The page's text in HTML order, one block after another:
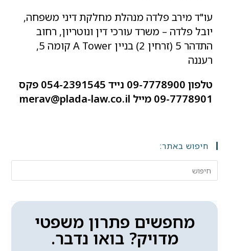
עו"ד מירב פלדה מנהלת מחלקת דיני משפחה,
יובל פלדה – משרד עורכי דין ונוטריון, רחוב
התדהר 5 (זרחין 2) בניין A Tower קומה 5,
רעננה
טלפון 09-7778900 נייד 054-2391545 פקס
09-7778901 מייל merav@plada-law.co.il
חיפוש באתר:
מחפשים פתרון משפטי
מדויק? בואו נדבר.